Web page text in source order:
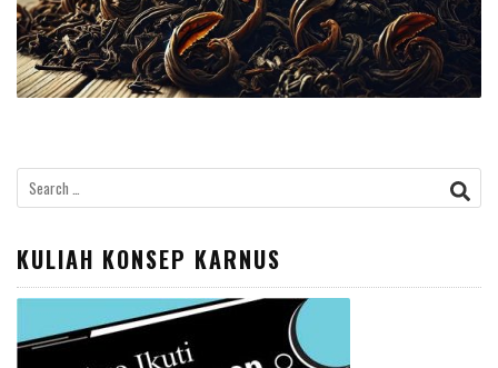
Search
for:
KULIAH KONSEP KARNUS